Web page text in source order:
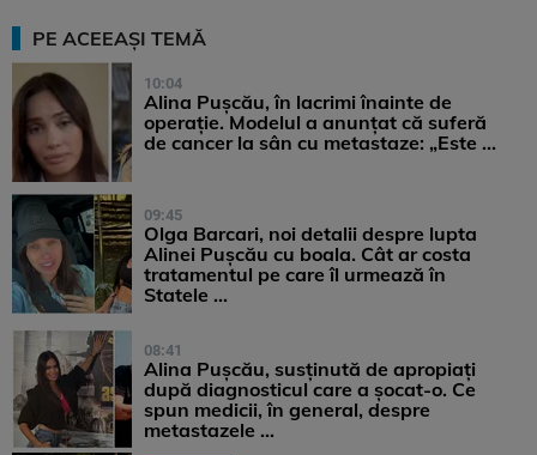
PE ACEEAȘI TEMĂ
10:04
Alina Pușcău, în lacrimi înainte de
operație. Modelul a anunțat că suferă
de cancer la sân cu metastaze: „Este ...
09:45
Olga Barcari, noi detalii despre lupta
Alinei Pușcău cu boala. Cât ar costa
tratamentul pe care îl urmează în
Statele ...
08:41
Alina Pușcău, susținută de apropiați
după diagnosticul care a șocat-o. Ce
spun medicii, în general, despre
metastazele ...